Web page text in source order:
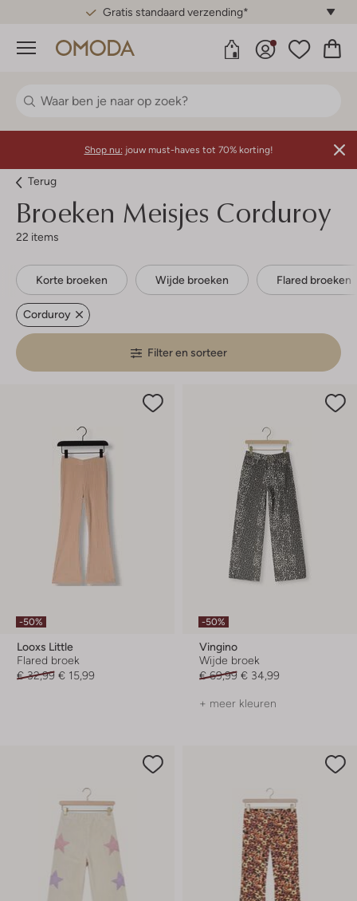
Gratis standaard verzending*
Menu
Shop nu: jouw must-haves tot 70% korting!
Terug
Broeken Meisjes Corduroy
22 items
Korte broeken Wijde broeken Flared broeken
Corduroy
Filter en sorteer
-50%
Looxs Little
Flared broek
€ 32,99 € 15,99
-50%
Vingino
Wijde broek
€ 69,99 € 34,99
+ meer kleuren